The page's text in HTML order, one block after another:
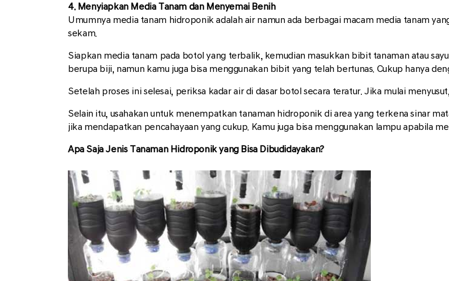
4. Menyiapkan Media Tanam dan Menyemai Benih
Umumnya media tanam hidroponik adalah air namun ada berbagai macam media tanam
sekam.
Siapkan media tanam pada botol yang terbalik, kemudian masukkan bibit tanaman atau
berupa biji, namun kamu juga bisa menggunakan bibit yang telah bertunas. Cukup hanya
Setelah proses ini selesai, periksa kadar air di dasar botol secara teratur. Jika mulai
Selain itu, usahakan untuk menempatkan tanaman hidroponik di area yang terkena sinar
jika mendapatkan pencahayaan yang cukup. Kamu juga bisa menggunakan lampu apabila
Apa Saja Jenis Tanaman Hidroponik yang Bisa Dibudidayakan?